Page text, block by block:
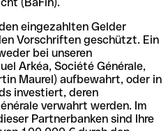
eingezahlten Gelder
Vorschriften geschützt. Ein
bei unseren
Arkéa, Société Générale,
Maurel) aufbewahrt, oder in
investiert, deren
verwahrt werden. Im
Partnerbanken sind Ihre